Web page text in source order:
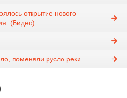
открытие нового
(Видео)
поменяли русло реки